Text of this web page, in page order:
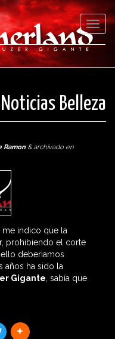
Menú
Noticias Belleza
Ramon &archivado en
me indico que la
prohibiendo el corte
deberiamos
años ha sido la
Gigante , sabía que